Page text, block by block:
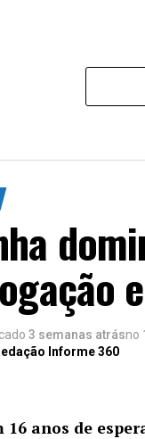
3 semanas atrásno
Informe 360
16 anos de